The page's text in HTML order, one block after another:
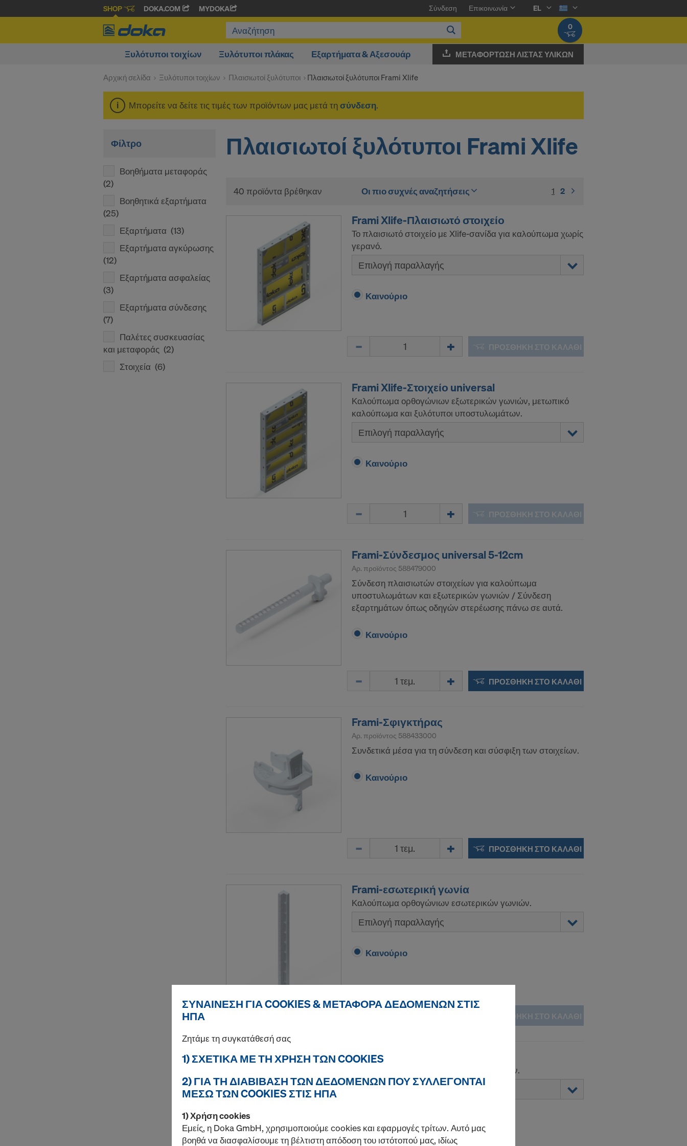
SHOP DOKA.COM MYDOKA Σύνδεση Επικοινωνία
EL
0
Ξυλότυποι τοιχίων Ξυλότυποι πλάκας Εξαρτήματα & Αξεσουάρ ΜΕΤΑΦΌΡΤΩΣΗ ΛΊΣΤΑΣ ΥΛΙΚΏΝ
Αρχική σελίδα Ξυλότυποι τοιχίων Πλαισιωτοί ξυλότυποι Πλαισιωτοί ξυλότυποι Frami Xlife
Μπορείτε να δείτε τις τιμές των προϊόντων μας μετά τησύνδεση.
Φίλτρο
Βοηθήματα μεταφοράς
(2)
Βοηθητικά εξαρτήματα
(25)
Εξαρτήματα (13)
Εξαρτήματα αγκύρωσης
(12)
Εξαρτήματα ασφαλείας
(3)
Εξαρτήματα σύνδεσης
(7)
Παλέτες συσκευασίας
και μεταφοράς (2)
Στοιχεία (6)
Πλαισιωτοί ξυλότυποι Frami Xlife
40 προϊόντα βρέθηκαν Οι πιο συχνές αναζητήσεις 1 (current)
2
Frami Xlife-Πλαισιωτό στοιχείο
Το πλαισιωτό στοιχείο με Xlife-σανίδα για καλούπωμα χωρίς
γερανό.
Επιλογή παραλλαγής
Καινούριο
ΠΡΟΣΘΉΚΗ ΣΤΟ ΚΑΛΆΘΙ
Frami Xlife-Στοιχείο universal
Καλούπωμα ορθογώνιων εξωτερικών γωνιών, μετωπικό
καλούπωμα και ξυλότυποι υποστυλωµάτων.
Επιλογή παραλλαγής
Καινούριο
ΠΡΟΣΘΉΚΗ ΣΤΟ ΚΑΛΆΘΙ
Frami-Σύνδεσμος universal 5-12cm
Αρ. προϊόντος 588479000
Σύνδεση πλαισιωτών στοιχείων για καλούπωμα
υποστυλωμάτων και εξωτερικών γωνιών / Σύνδεση
εξαρτημάτων όπως οδηγών στερέωσης πάνω σε αυτά.
Καινούριο
ΠΡΟΣΘΉΚΗ ΣΤΟ ΚΑΛΆΘΙ
Frami-Σφιγκτήρας
Αρ. προϊόντος 588433000
Συνδετικά μέσα για τη σύνδεση και σύσφιξη των στοιχείων.
Καινούριο
ΠΡΟΣΘΉΚΗ ΣΤΟ ΚΑΛΆΘΙ
Frami-εσωτερική γωνία
Καλούπωμα ορθογώνιων εσωτερικών γωνιών.
Επιλογή παραλλαγής
Καινούριο
Ποσότητα ΠΡΟΣΘΉΚΗ ΣΤΟ ΚΑΛΆΘΙ
Frami-εξωτερική γωνία
Για καλούπωμα εξωτερικών ορθών γωνιών.
Επιλογή παραλλαγής
ΣΥΝΑΊΝΕΣΗ ΓΙΑ COOKIES & ΜΕΤΑΦΟΡΆ ΔΕΔΟΜΈΝΩΝ ΣΤΙΣ
ΗΠΑ
Ζητάμε τη συγκατάθεσή σας
1) ΣΧΕΤΙΚΆ ΜΕ ΤΗ ΧΡΉΣΗ ΤΩΝ COOKIES
2) ΓΙΑ ΤΗ ΔΙΑΒΊΒΑΣΗ ΤΩΝ ΔΕΔΟΜΈΝΩΝ ΠΟΥ ΣΥΛΛΈΓΟΝΤΑΙ
ΜΈΣΩ ΤΩΝ COOKIES ΣΤΙΣ ΗΠΑ
1) Χρήση cookies
Εμείς, η Doka GmbH, χρησιμοποιούμε cookies και εφαρμογές τρίτων. Αυτό μας
βοηθά να διασφαλίσουμε τη βέλτιστη απόδοση του ιστότοπού μας, ιδίως